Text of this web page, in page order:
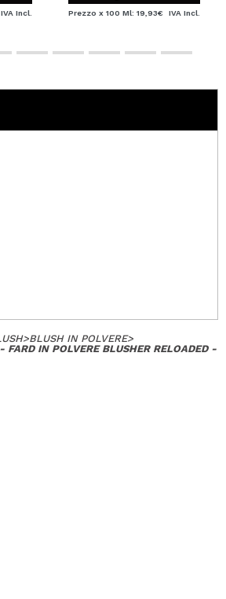
IVA Incl. Prezzo x 100 Ml: 19,93€ IVA Incl.
>BLUSH IN POLVERE>
FARD IN POLVERE BLUSHER RELOADED -